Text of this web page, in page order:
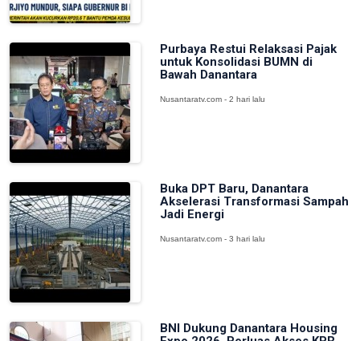
Purbaya Restui Relaksasi Pajak
untuk Konsolidasi BUMN di
Bawah Danantara
Nusantaratv.com - 2 hari lalu
Buka DPT Baru, Danantara
Akselerasi Transformasi Sampah
Jadi Energi
Nusantaratv.com - 3 hari lalu
BNI Dukung Danantara Housing